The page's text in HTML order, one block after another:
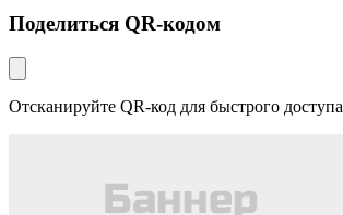
Поделиться QR-кодом
Отсканируйте QR-код для быстрого доступа